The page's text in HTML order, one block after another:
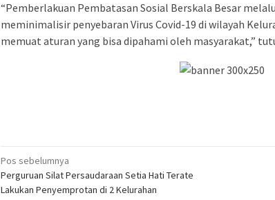
“Pemberlakuan Pembatasan Sosial Berskala Besar
meminimalisir penyebaran Virus Covid-19 di wilayah
memuat aturan yang bisa dipahami oleh masyarakat,”
Navigasi
pos
Pos sebelumnya
Perguruan Silat Persaudaraan Setia Hati Terate
Lakukan Penyemprotan di 2 Kelurahan